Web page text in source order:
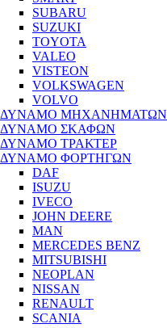
SUBARU
SUZUKI
TOYOTA
VALEO
VISTEON
VOLKSWAGEN
VOLVO
ΔΥΝΑΜΟ ΜΗΧΑΝΗΜΑΤΩΝ
ΔΥΝΑΜΟ ΣΚΑΦΩΝ
ΔΥΝΑΜΟ ΤΡΑΚΤΕΡ
ΔΥΝΑΜΟ ΦΟΡΤΗΓΩΝ
DAF
ISUZU
IVECO
JOHN DEERE
MAN
MERCEDES BENZ
MITSUBISHI
NEOPLAN
NISSAN
RENAULT
SCANIA